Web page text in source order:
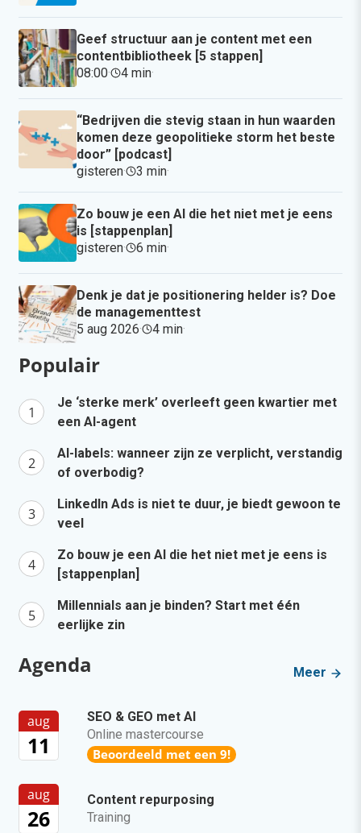
Geef structuur aan je content met een
contentbibliotheek [5 stappen]
08:00· 4 min·
“Bedrijven die stevig staan in hun waarden
komen deze geopolitieke storm het beste
door” [podcast]
gisteren· 3 min·
Zo bouw je een AI die het niet met je eens
is [stappenplan]
gisteren· 6 min·
Denk je dat je positionering helder is? Doe
de managementtest
5 aug 2026· 4 min·
Populair
Je ‘sterke merk’ overleeft geen kwartier met
een AI-agent
AI-labels: wanneer zijn ze verplicht, verstandig
of overbodig?
LinkedIn Ads is niet te duur, je biedt gewoon te
veel
Zo bouw je een AI die het niet met je eens is
[stappenplan]
Millennials aan je binden? Start met één
eerlijke zin
Agenda Meer
aug
11
SEO & GEO met AI
Online mastercourse
Beoordeeld met een 9!
aug
26
Content repurposing
Training